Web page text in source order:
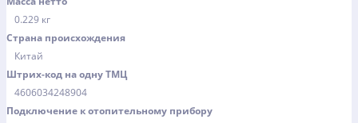
0.229 кг
Страна происхождения
Китай
Штрих-код на одну ТМЦ
4606034248904
Подключение к отопительному прибору